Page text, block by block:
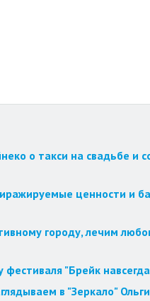
о такси на свадьбе и
ценности и
городу, лечим
"Брейк
в "Зеркало"